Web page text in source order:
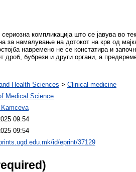
компликација што се јавува во
за намалување на дотокот на крв од
навремено не се констатира и
дроб, бубрези и други органи, а
Health Sciences > Clinical medicine
Medical Science
09:54
09:54
id/eprint/37129